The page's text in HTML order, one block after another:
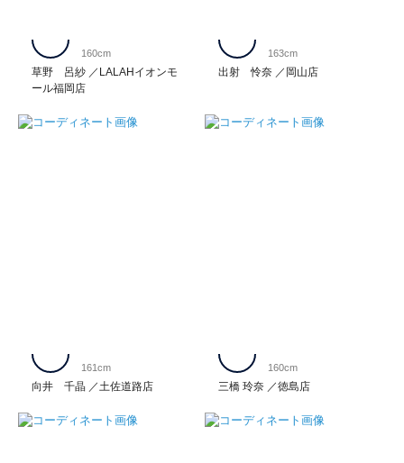
草野 呂紗
LALAHイオンモ
ール福岡店
160cm
出射 怜奈 岡山店
163cm
向井 千晶 土佐道路店
161cm
三橋 玲奈 徳島店
160cm